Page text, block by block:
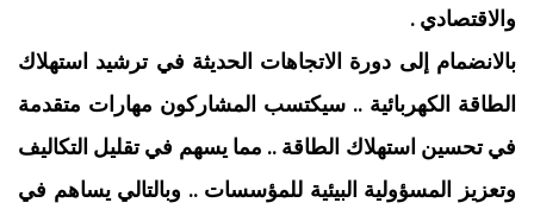
والاقتصادي .
بالانضمام إلى دورة الاتجاهات الحديثة في ترشيد استهلاك
الطاقة الكهربائية .. سيكتسب المشاركون مهارات متقدمة
في تحسين استهلاك الطاقة .. مما يسهم في تقليل التكاليف
وتعزيز المسؤولية البيئية للمؤسسات .. وبالتالي يساهم في